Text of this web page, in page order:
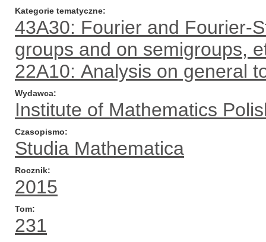
Kategorie tematyczne
43A30: Fourier and Fourier-
groups and on semigroups,
22A10: Analysis on general
Wydawca
Institute of Mathematics
Czasopismo
Studia Mathematica
Rocznik
2015
Tom
231